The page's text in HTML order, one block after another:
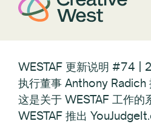
WESTAF 更新说明 #74 |
执行董事 Anthony Radich
这是关于 WESTAF 工作
WESTAF 推出